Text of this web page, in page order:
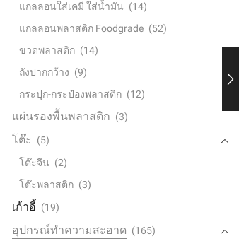
แกลลอนใส่เคมี ใส่น้ำมัน (14)
แกลลอนพลาสติก Foodgrade (52)
ขวดพลาสติก (14)
ถังปากกว้าง (9)
กระปุก-กระป๋องพลาสติก (12)
แผ่นรองพื้นพลาสติก (3)
โต๊ะ
(5)
โต๊ะจีน (2)
โต๊ะพลาสติก (3)
เก้าอี้ (19)
อุปกรณ์ทำความสะอาด (165)